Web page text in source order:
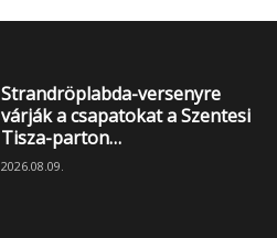
Strandröplabda-versenyre
várják a csapatokat a Szentesi
Tisza-parton…
2026.08.09.